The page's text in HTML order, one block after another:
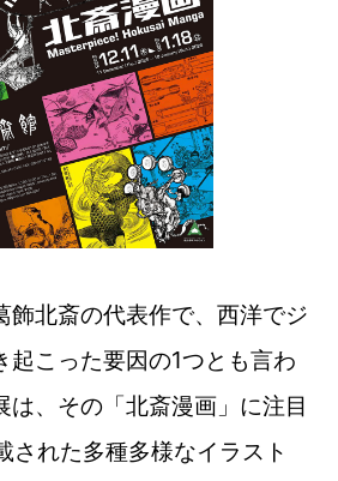
飾北斎の代表作で、西洋でジ
起こった要因の1つとも言わ
は、その「北斎漫画」に注目
された多種多様なイラスト